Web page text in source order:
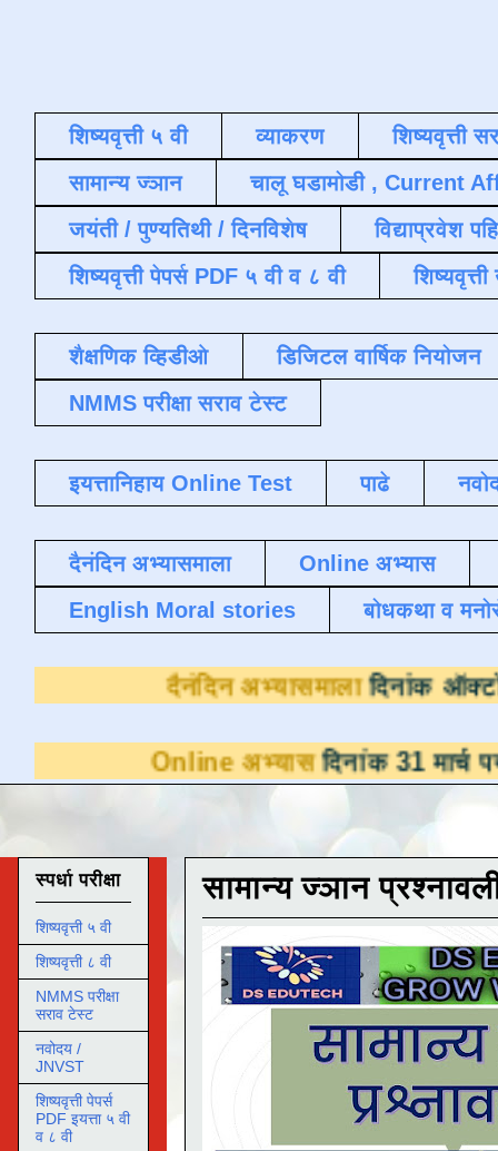
शिष्यवृत्ती ५ वी व्याकरण
शिष्यवृत्ती
सामान्य ज्ञान
चालू घडामोडी , Current
जयंती / पुण्यतिथी / दिनविशेष
विद्याप्रवेश
शिष्यवृत्ती पेपर्स PDF ५ वी व ८ वी
शैक्षणिक व्हिडीओ
डिजिटल वार्षिक नियोजन
NMMS परीक्षा सराव टेस्ट
इयत्तानिहाय Online Test पाढे
दैनंदिन अभ्यासमाला
Online अभ्यास
English Moral stories
बोधकथा व
दैनंदिन
अभ्यासदिनांक 31 मार्च पर्यंत
सामान्य ज्ञान
स्पर्धा परीक्षा
शिष्यवृत्ती ५ वी
शिष्यवृत्ती ८ वी
NMMS परीक्षा
सराव टेस्ट
नवोदय /
JNVST
शिष्यवृत्ती पेपर्स
PDF इयत्ता ५ वी
व ८ वी